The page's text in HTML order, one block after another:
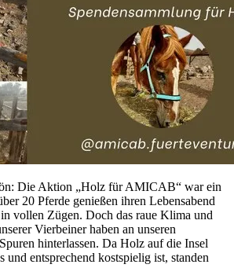
Die Aktion „Holz für AMICAB“ war ein
20 Pferde genießen ihren Lebensabend
vollen Zügen. Doch das raue Klima und
Vierbeiner haben an unseren
hinterlassen. Da Holz auf die Insel
und entsprechend kostspielig ist, standen